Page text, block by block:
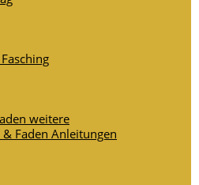
weitere
Faden Anleitungen